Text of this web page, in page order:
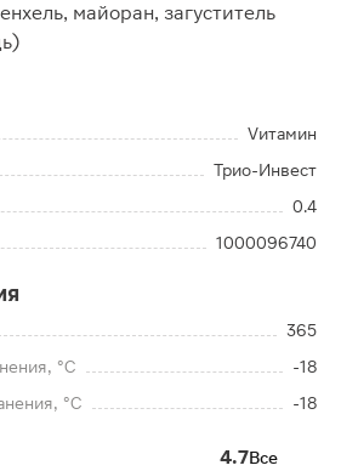
майоран, загуститель
Vитамин
Трио-Инвест
0.4
1000096740
365
°C
-18
°C
-18
4.7Все